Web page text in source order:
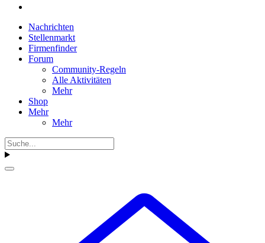
Nachrichten
Stellenmarkt
Firmenfinder
Forum
Community-Regeln
Alle Aktivitäten
Mehr
Shop
Mehr
Mehr